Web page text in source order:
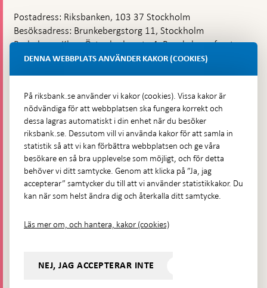
Postadress: Riksbanken, 103 37 Stockholm
Besöksadress: Brunkebergstorg 11, Stockholm
Budadress: Klara Östra kyrkogata 4, Brunkebergsfaret,
Lastplats 6
Hitta direkt
Frågor och svar-
Öppnas
i
ny
flik
Till Riksbankens webbarkiv-
Öppnas
i
ny
Presskontakt
Integritetspolicy
DENNA WEBBPLATS ANVÄNDER KAKOR (COOKIES)
På riksbank.se använder vi kakor (cookies). Vissa kakor är
nödvändiga för att webbplatsen ska fungera korrekt och
dessa lagras automatiskt i din enhet när du besöker
riksbank.se. Dessutom vill vi använda kakor för att samla in
statistik så att vi kan förbättra webbplatsen och ge våra
besökare en så bra upplevelse som möjligt, och för detta
behöver vi ditt samtycke. Genom att klicka på ”Ja, jag
accepterar” samtycker du till att vi använder statistikkakor. Du
kan när som helst ändra dig och återkalla ditt samtycke.
Läs mer om, och hantera, kakor (cookies)
NEJ, JAG ACCEPTERAR INTE